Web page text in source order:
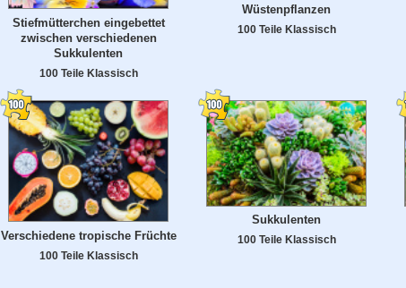
Stiefmütterchen eingebettet
zwischen verschiedenen
Sukkulenten
100 Teile Klassisch
Wüstenpflanzen
100 Teile Klassisch
Verschiedene tropische Früchte
100 Teile Klassisch
Sukkulenten
100 Teile Klassisch